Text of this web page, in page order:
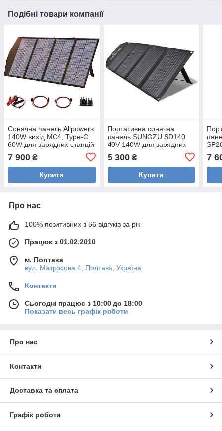
Подібні товари компанії
Сонячна панель Allpowers
140W вихід MC4, Type-C
60W для зарядних станцій
Starlink.
7 900 ₴
Купити
Портативна сонячна
панель SUNGZU SD140
40V 140W для зарядних
5 300₴
Купити
7
Про нас
100% позитивних з 56 відгуків за рік
Працює з 01.02.2010
м. Полтава
вул. Матросова 4, Полтава, Україна
Контакти
Сьогодні працює з 10:00 до 18:00
Показати весь графік роботи
Про нас
Контакти
Доставка та оплата
Графік роботи